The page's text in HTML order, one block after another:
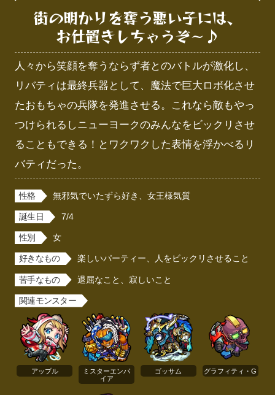
街の明かりを奪う悪い子には、
お仕置きしちゃうぞ～♪
人々から笑顔を奪うならず者とのバトルが激化し、
リバティは最終兵器として、魔法で巨大ロボ化させ
たおもちゃの兵隊を発進させる。これなら敵もやっ
つけられるしニューヨークのみんなをビックリさせ
ることもできる！とワクワクした表情を浮かべるリ
バティだった。
性格 無邪気でいたずら好き、女王様気質
誕生日 7/4
性別 女
好きなもの 楽しいパーティー、人をビックリさせること
苦手なもの 退屈なこと、寂しいこと
関連モンスター
アップル
ミスターエンパ
イア
ゴッサム グラフィティ・G